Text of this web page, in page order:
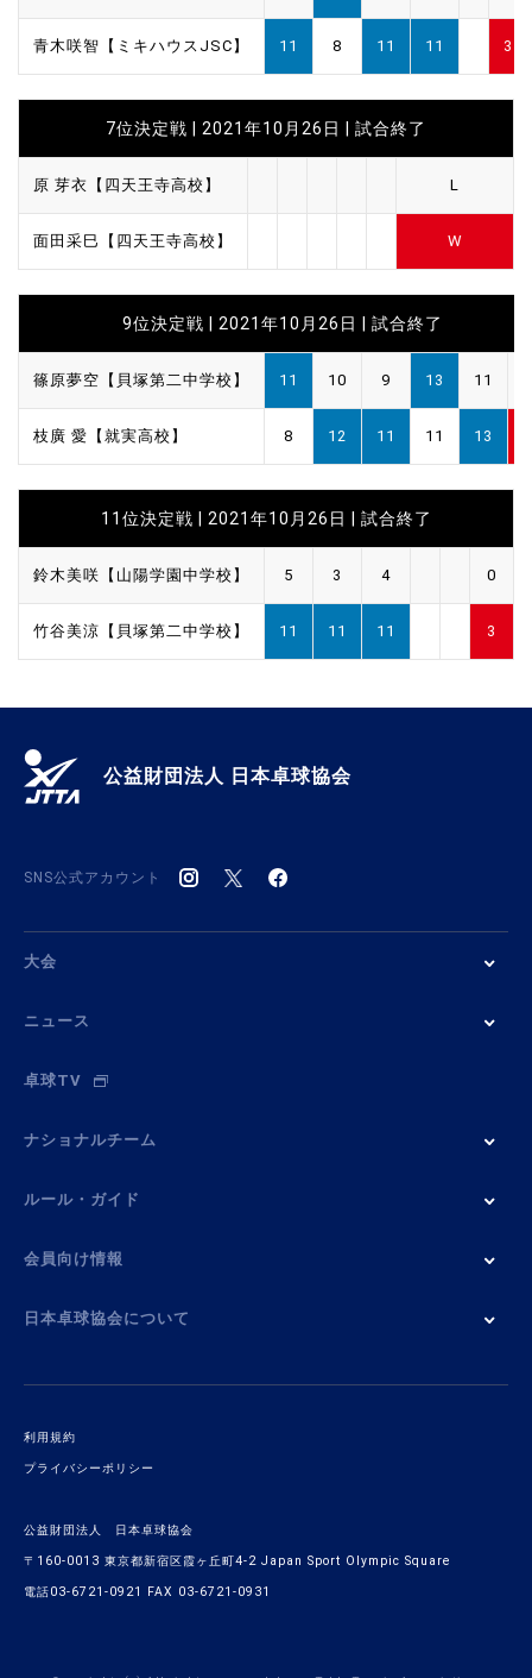
青木咲智【ミキハウスJSC】 11 8 11 11 3
7位決定戦 | 2021年10月26日 | 試合終了
原 芽衣【四天王寺高校】 L
面田采巳【四天王寺高校】 W
9位決定戦 | 2021年10月26日 | 試合終了
篠原夢空【貝塚第二中学校】 11 10 9 13 11
枝廣 愛【就実高校】 8 12 11 11 13
11位決定戦 | 2021年10月26日 | 試合終了
鈴木美咲【山陽学園中学校】 5 3 4 0
竹谷美涼【貝塚第二中学校】 11 11 11 3
公益財団法人 日本卓球協会
SNS公式アカウント
大会
ニュース
卓球TV
ナショナルチーム
ルール・ガイド
会員向け情報
日本卓球協会について
利用規約
プライバシーポリシー
公益財団法人 日本卓球協会
〒160-0013 東京都新宿区霞ヶ丘町4-2 Japan Sport Olympic Square
電話03-6721-0921 FAX 03-6721-0931